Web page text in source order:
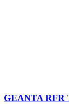
GEANTA RFR